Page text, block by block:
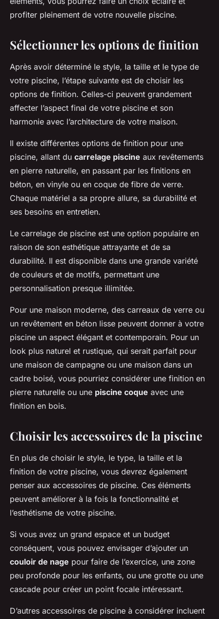
profiter pleinement de votre nouvelle piscine.
Sélectionner les options de finition
Après avoir déterminé le style, la taille et le type de
votre piscine, l’étape suivante est de choisir les
options de finition. Celles-ci peuvent grandement
affecter l’aspect final de votre piscine et son
harmonie avec l’architecture de votre maison.
Il existe différentes options de finition pour une
piscine, allant du carrelage piscine aux revêtements
en pierre naturelle, en passant par les finitions en
béton, en vinyle ou en coque de fibre de verre.
Chaque matériel a sa propre allure, sa durabilité et
ses besoins en entretien.
Le carrelage de piscine est une option populaire en
raison de son esthétique attrayante et de sa
durabilité. Il est disponible dans une grande variété
de couleurs et de motifs, permettant une
personnalisation presque illimitée.
Pour une maison moderne, des carreaux de verre ou
un revêtement en béton lisse peuvent donner à votre
piscine un aspect élégant et contemporain. Pour un
look plus naturel et rustique, qui serait parfait pour
une maison de campagne ou une maison dans un
cadre boisé, vous pourriez considérer une finition en
pierre naturelle ou une piscine coque avec une
finition en bois.
Choisir les accessoires de la piscine
En plus de choisir le style, le type, la taille et la
finition de votre piscine, vous devrez également
penser aux accessoires de piscine. Ces éléments
peuvent améliorer à la fois la fonctionnalité et
l’esthétisme de votre piscine.
Si vous avez un grand espace et un budget
conséquent, vous pouvez envisager d’ajouter un
couloir de nage pour faire de l’exercice, une zone
peu profonde pour les enfants, ou une grotte ou une
cascade pour créer un point focale intéressant.
D’autres accessoires de piscine à considérer incluent